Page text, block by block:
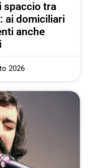
spaccio tra
ai domiciliari
anche
2026